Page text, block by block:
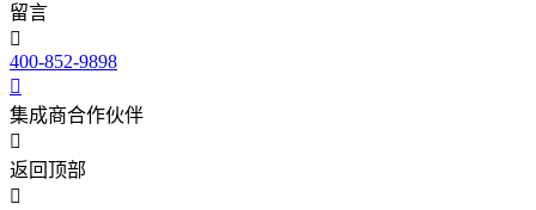
留言
400-852-9898
集成商合作伙伴
返回顶部